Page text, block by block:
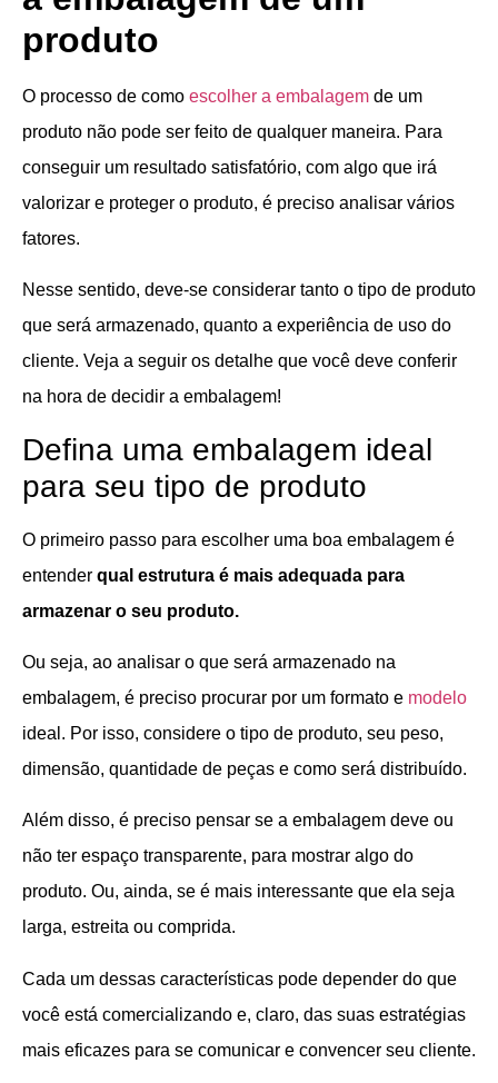
produto
O processo de como escolher a embalagem de um
produto não pode ser feito de qualquer maneira. Para
conseguir um resultado satisfatório, com algo que irá
valorizar e proteger o produto, é preciso analisar vários
fatores.
Nesse sentido, deve-se considerar tanto o tipo de produto
que será armazenado, quanto a experiência de uso do
cliente. Veja a seguir os detalhe que você deve conferir
na hora de decidir a embalagem!
Defina uma embalagem ideal
para seu tipo de produto
O primeiro passo para escolher uma boa embalagem é
entender qual estrutura é mais adequada para
armazenar o seu produto.
Ou seja, ao analisar o que será armazenado na
embalagem, é preciso procurar por um formato e modelo
ideal. Por isso, considere o tipo de produto, seu peso,
dimensão, quantidade de peças e como será distribuído.
Além disso, é preciso pensar se a embalagem deve ou
não ter espaço transparente, para mostrar algo do
produto. Ou, ainda, se é mais interessante que ela seja
larga, estreita ou comprida.
Cada um dessas características pode depender do que
você está comercializando e, claro, das suas estratégias
mais eficazes para se comunicar e convencer seu cliente.